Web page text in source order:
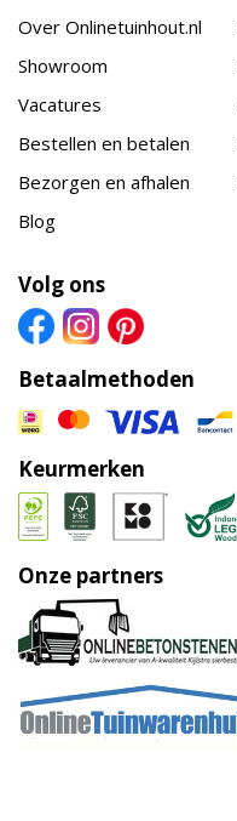
Over Onlinetuinhout.nl
Showroom
Vacatures
Bestellen en betalen
Bezorgen en afhalen
Blog
Volg ons
Betaalmethoden
Keurmerken
Onze partners